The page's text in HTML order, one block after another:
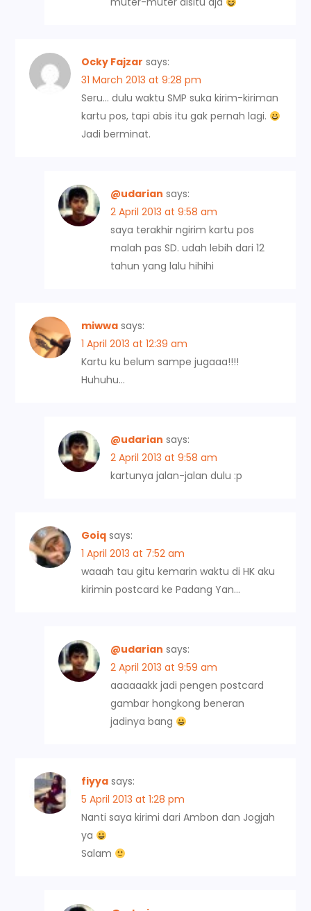
Ocky Fajzar says:
31 March 2013 at 9:28 pm
Seru… dulu waktu SMP suka kirim-kiriman
kartu pos, tapi abis itu gak pernah lagi.
Jadi berminat.
@udarian says:
2 April 2013 at 9:58 am
saya terakhir ngirim kartu pos
malah pas SD. udah lebih dari 12
tahun yang lalu hihihi
miwwa says:
1 April 2013 at 12:39 am
Kartu ku belum sampe jugaaa!!!!
Huhuhu…
@udarian says:
2 April 2013 at 9:58 am
kartunya jalan-jalan dulu :p
Goiq says:
1 April 2013 at 7:52 am
waaah tau gitu kemarin waktu di HK aku
kirimin postcard ke Padang Yan…
@udarian says:
2 April 2013 at 9:59 am
aaaaaakk jadi pengen postcard
gambar hongkong beneran
jadinya bang
fiyya says:
5 April 2013 at 1:28 pm
Nanti saya kirimi dari Ambon dan Jogjah
ya
Salam